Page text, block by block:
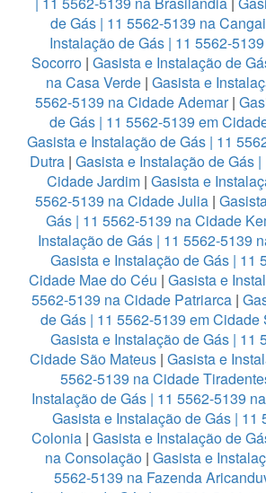
de Gás | 11 5562-5139 na
Instalação de Gás | 11 5562-
Socorro | Gasista e Instalação de
na Casa Verde| Gasista e
5562-5139 na Cidade Ademar|
de Gás | 11 5562-5139 em
Gasista e Instalação de Gás | 11
Dutra | Gasista e Instalação de Gás
Cidade Jardim| Gasista e
5562-5139 na Cidade Julia |
Gás | 11 5562-5139 na Cidade
Instalação de Gás | 11 5562-5139
Gasista e Instalação de Gás | 11
Cidade Mae do Céu | Gasista e
5562-5139 na Cidade Patriarca|
de Gás | 11 5562-5139 em Cidade
Gasista e Instalação de Gás | 11
Cidade São Mateus | Gasista e
5562-5139 na Cidade
Instalação de Gás | 11 5562-5139
Gasista e Instalação de Gás | 11
Colonia | Gasista e Instalação de
na Consolação | Gasista e
5562-5139 na Fazenda